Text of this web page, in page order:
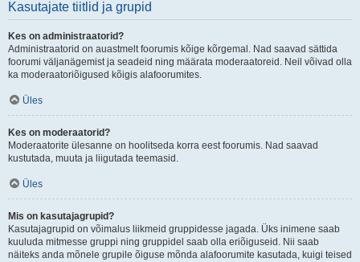
Kasutajate tiitlid ja grupid
Kes on administraatorid?
Administraatorid on auastmelt foorumis kõige kõrgemal. Nad saavad sättida
foorumi väljanägemist ja seadeid ning määrata moderaatoreid. Neil võivad olla
ka moderaatoriõigused kõigis alafoorumites.
Üles
Kes on moderaatorid?
Moderaatorite ülesanne on hoolitseda korra eest foorumis. Nad saavad
kustutada, muuta ja liigutada teemasid.
Üles
Mis on kasutajagrupid?
Kasutajagrupid on võimalus liikmeid gruppidesse jagada. Üks inimene saab
kuuluda mitmesse gruppi ning gruppidel saab olla eriõiguseid. Nii saab
näiteks anda mõnele grupile õiguse mõnda alafoorumite kasutada, kuigi teised